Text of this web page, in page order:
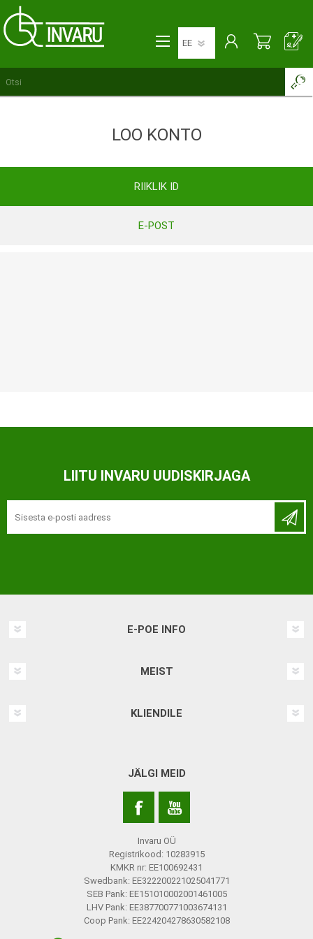
LOO KONTO
RIIKLIK ID
E-POST
LIITU INVARU UUDISKIRJAGA
E-POE INFO
MEIST
KLIENDILE
JÄLGI MEID
Invaru OÜ
Registrikood: 10283915
KMKR nr: EE100692431
Swedbank: EE322200221025041771
SEB Pank: EE151010002001461005
LHV Pank: EE387700771003674131
Coop Pank: EE224204278630582108